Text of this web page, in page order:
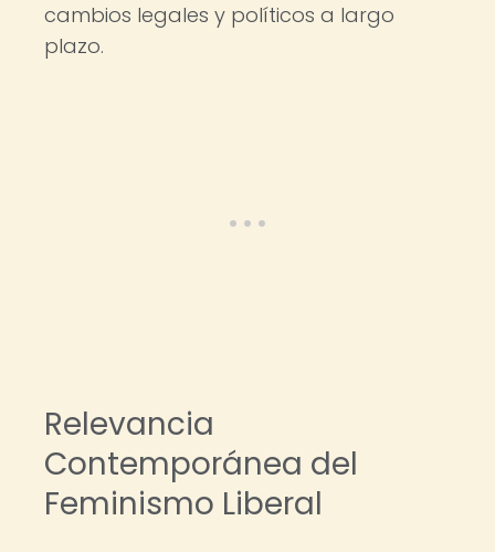
cambios legales y políticos a largo
plazo.
Relevancia
Contemporánea del
Feminismo Liberal